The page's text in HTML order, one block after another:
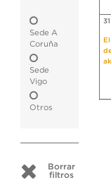
Sede A
Coruña
Sede
Vigo
Otros
Borrar
filtros
31